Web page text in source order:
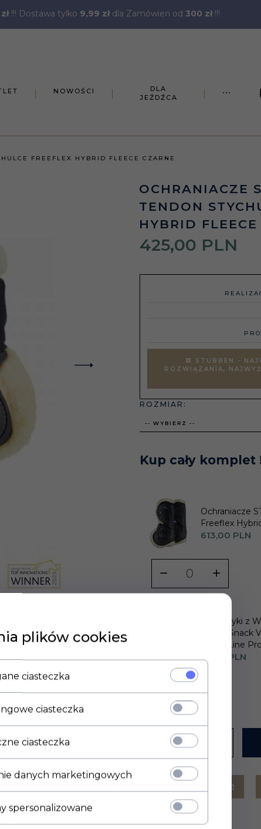
!!! Dostawa tylko 9,99 złdla Zamówień od 300 zł!!!
NOWOŚCI
DLA
JEŹDŹCA
...
FREEFLEX HYBRID FLEECE CZARNE
OCHRANIACZE
TENDON
HYBRID FLEECE
425,00 PLN
STUBBEN -
ROZWIĄZANIA,
ROZMIAR:
-- WYBIERZ --
Kup cały komplet
Ochraniacze
Freeflex
613,00 PLN
ROZMIAR:
Smakołyki z
SuppleSnack
Horse Line
75, PLN
plików cookies
ciasteczka
ciasteczka
ciasteczka
danych marketingowych
spersonalizowane